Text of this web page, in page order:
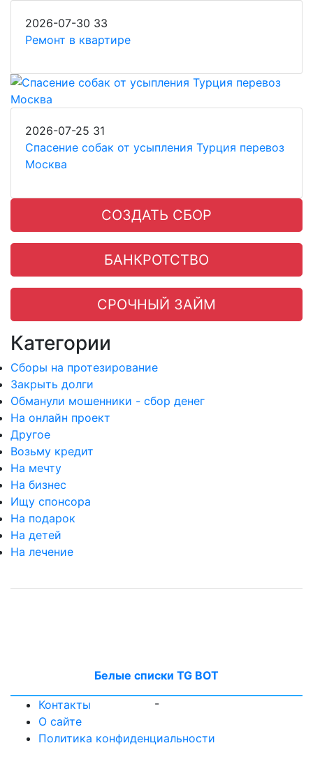
2026-07-30 33
Ремонт в квартире
2026-07-25 31
Спасение собак от усыпления Турция перевоз
Москва
СОЗДАТЬ СБОР
БАНКРОТСТВО
СРОЧНЫЙ ЗАЙМ
Категории
Сборы на протезирование
Закрыть долги
Обманули мошенники - сбор денег
На онлайн проект
Другое
Возьму кредит
На мечту
На бизнес
Ищу спонсора
На подарок
На детей
На лечение
Белые списки TG BOT
-
Контакты
О сайте
Политика конфиденциальности